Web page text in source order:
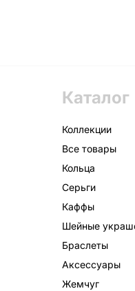
Каталог
Коллекции
Все товары
Кольца
Серьги
Каффы
Шейные
Браслеты
Аксессуары
Жемчуг